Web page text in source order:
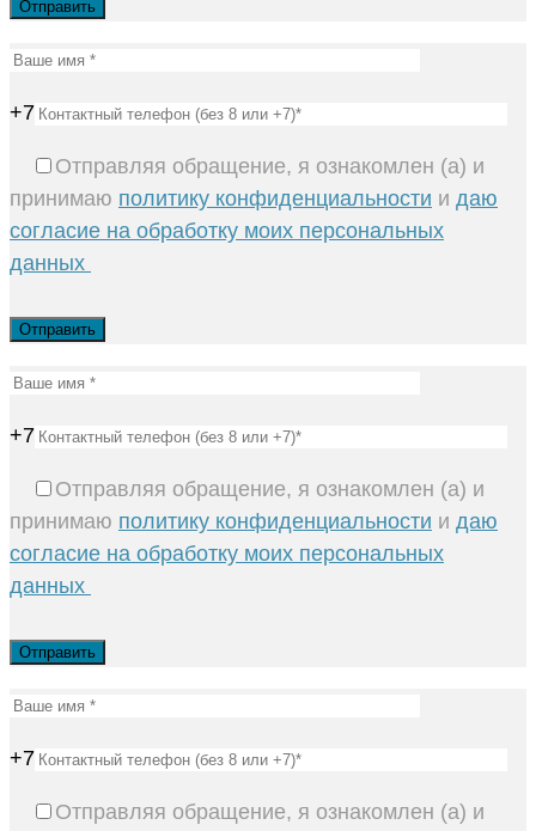
+7
Отправляя обращение, я ознакомлен (а) и
принимаю политику конфиденциальности и даю
согласие на обработку моих персональных
данных
+7
Отправляя обращение, я ознакомлен (а) и
принимаю политику конфиденциальности и даю
согласие на обработку моих персональных
данных
+7
Отправляя обращение, я ознакомлен (а) и